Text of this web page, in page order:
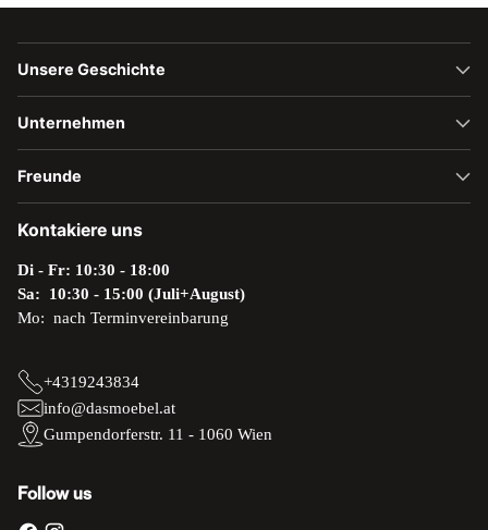
Unsere Geschichte
Unternehmen
Freunde
Kontakiere uns
Di - Fr: 10:30 - 18:00
Sa: 10:30 - 15:00 (Juli+August)
Mo: nach Terminvereinbarung
+4319243834
info@dasmoebel.at
Gumpendorferstr. 11 - 1060 Wien
Follow us